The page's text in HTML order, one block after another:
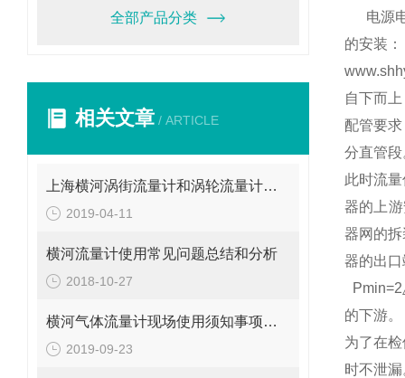
全部产品分类
相关文章 / ARTICLE
上海横河涡街流量计和涡轮流量计不是一回事
2019-04-11
横河流量计使用常见问题总结和分析
2018-10-27
横河气体流量计现场使用须知事项可不少
2019-09-23
电源
的安装：
自下而
配管要
分直管
此时流
器的上
器网的
器的出
Pmin=2
的下游。
为了在
时不泄漏